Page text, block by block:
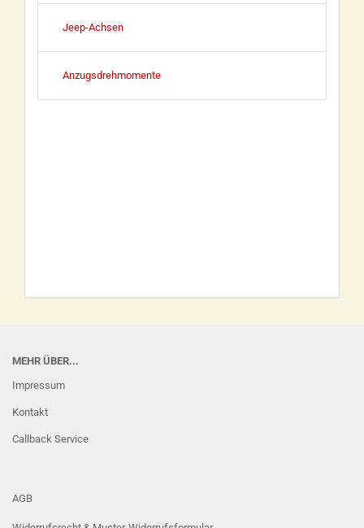
Jeep-Achsen
Anzugsdrehmomente
MEHR ÜBER...
Impressum
Kontakt
Callback Service
AGB